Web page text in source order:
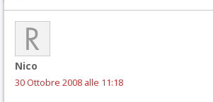
Nico
30 Ottobre 2008 alle 11:18